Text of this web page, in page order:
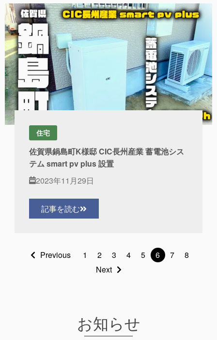
住宅
佐賀県鍋島町K様邸 CIC長州産業 蓄電池シス
テム smart pv plus 設置
2023年11月29日
記事を読む
Previous 1 2 3 4 5 6 7
8
Next
お知らせ